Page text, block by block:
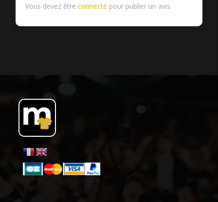
Vous devez êtreconnecté pour publier un avis.